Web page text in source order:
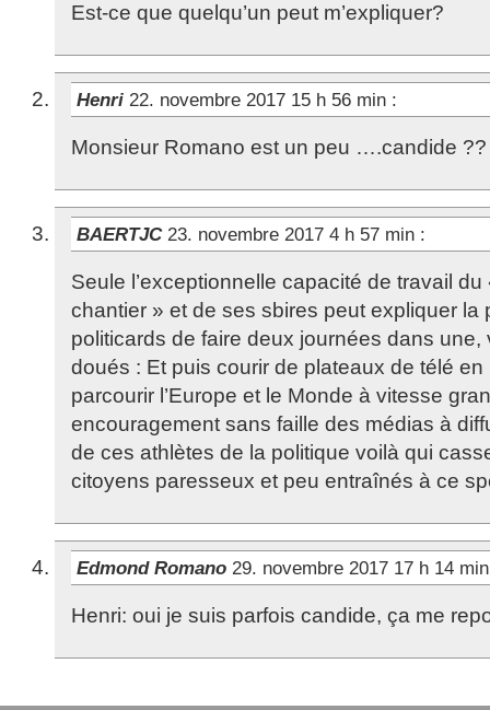
Est-ce que quelqu’un peut m’expliquer?
Henri 22. novembre 2017 15 h 56 min :
Monsieur Romano est un peu ….candide ??
BAERTJC 23. novembre 2017 4 h 57 min :
Seule l’exceptionnelle capacité de travail
chantier » et de ses sbires peut expliquer la
politicards de faire deux journées dans une,
doués : Et puis courir de plateaux de télé
parcourir l’Europe et le Monde à vitesse
encouragement sans faille des médias à
de ces athlètes de la politique voilà qui
citoyens paresseux et peu entraînés à ce
Edmond Romano 29. novembre 2017 17 h 14
Henri: oui je suis parfois candide, ça me